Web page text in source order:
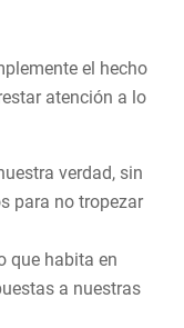
el hecho
atención a lo
verdad, sin
para no tropezar
que habita en
a nuestras